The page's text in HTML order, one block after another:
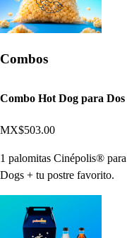
Combos
Combo Hot Dog para Dos
MX$503.00
1 palomitas Cinépolis®
Dogs + tu postre favorito.